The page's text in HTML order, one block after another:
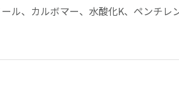
ル、カルボマー、水酸化K、ペンチレ